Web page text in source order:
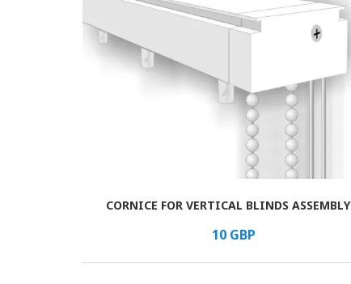
CORNICE FOR VERTICAL BLINDS ASSEMBLY
10 GBP
/шт. В КОРЗИНУ